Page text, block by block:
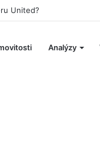
United?
Analýzy